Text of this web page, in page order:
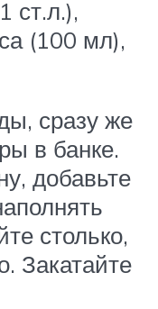
ст.л.),
(100 мл),
сразу же
в банке.
добавьте
столько,
Закатайте